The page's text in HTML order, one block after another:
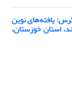
یافته‌های نوین
استان خوزستان،